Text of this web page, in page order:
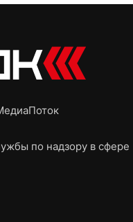
по надзору в сфере